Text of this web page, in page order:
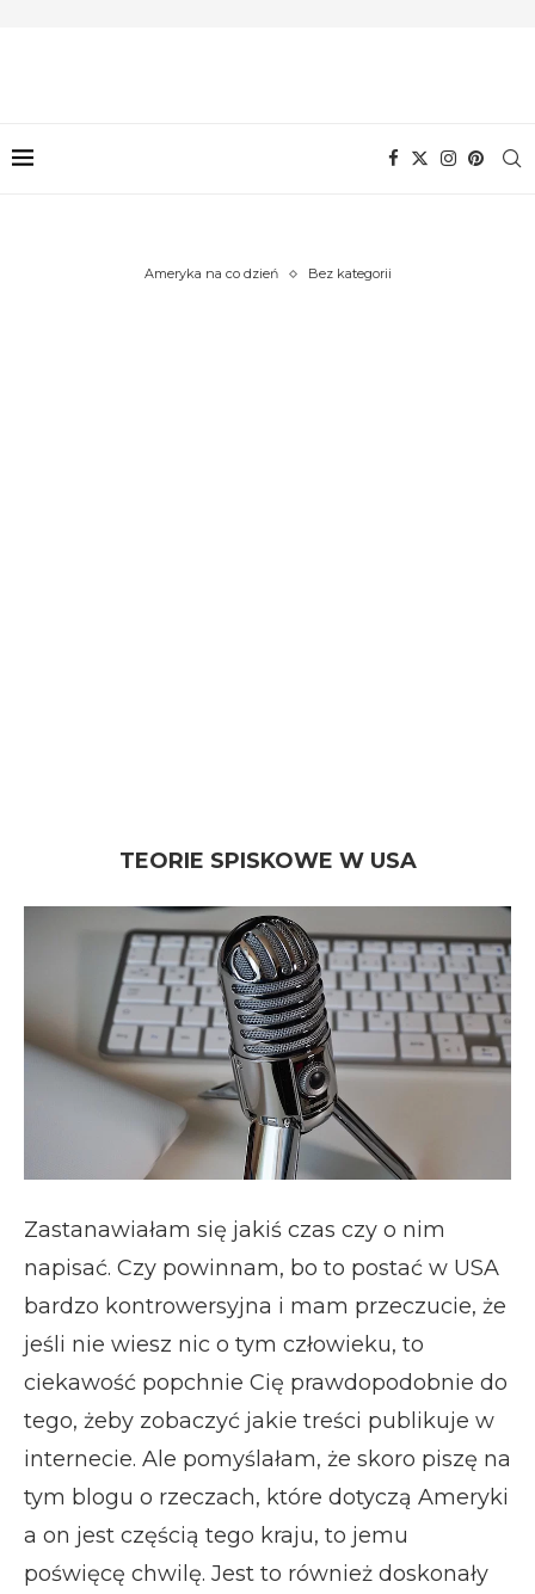
Ameryka na co dzień Bez kategorii
TEORIE SPISKOWE W USA
Zastanawiałam się jakiś czas czy o nim
napisać. Czy powinnam, bo to postać w USA
bardzo kontrowersyjna i mam przeczucie, że
jeśli nie wiesz nic o tym człowieku, to
ciekawość popchnie Cię prawdopodobnie do
tego, żeby zobaczyć jakie treści publikuje w
internecie. Ale pomyślałam, że skoro piszę na
tym blogu o rzeczach, które dotyczą Ameryki
a on jest częścią tego kraju, to jemu
poświęcę chwilę. Jest to również doskonały